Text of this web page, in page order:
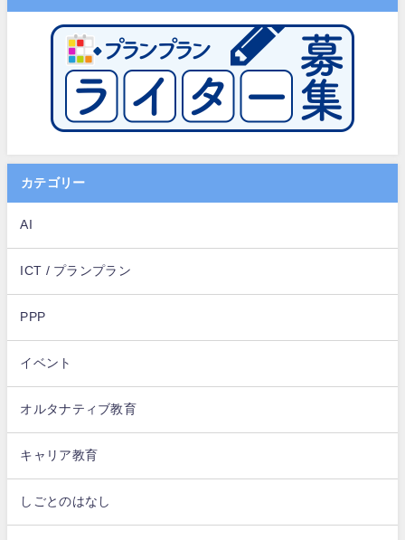
カテゴリー
AI
ICT / プランプラン
PPP
イベント
オルタナティブ教育
キャリア教育
しごとのはなし